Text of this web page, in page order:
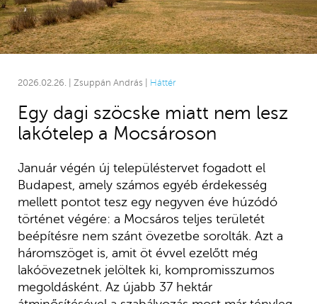
2026.02.26. | Zsuppán András | Háttér
Egy dagi szöcske miatt nem lesz
lakótelep a Mocsároson
Január végén új településtervet fogadott el
Budapest, amely számos egyéb érdekesség
mellett pontot tesz egy negyven éve húzódó
történet végére: a Mocsáros teljes területét
beépítésre nem szánt övezetbe sorolták. Azt a
háromszöget is, amit öt évvel ezelőtt még
lakóövezetnek jelöltek ki, kompromisszumos
megoldásként. Az újabb 37 hektár